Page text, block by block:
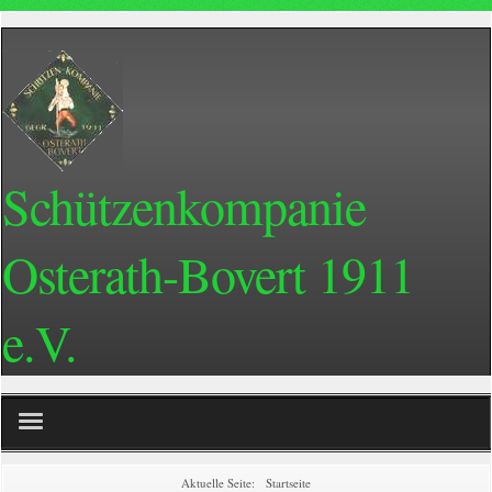
Schützenkompanie
Osterath-Bovert 1911
e.V.
Aktuelle Seite: Startseite